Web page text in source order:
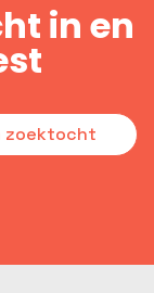
in en
zoektocht